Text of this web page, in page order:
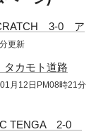
3-0 ア
更新
カモト道路
月12日PM08時21分
TENGA 2-0